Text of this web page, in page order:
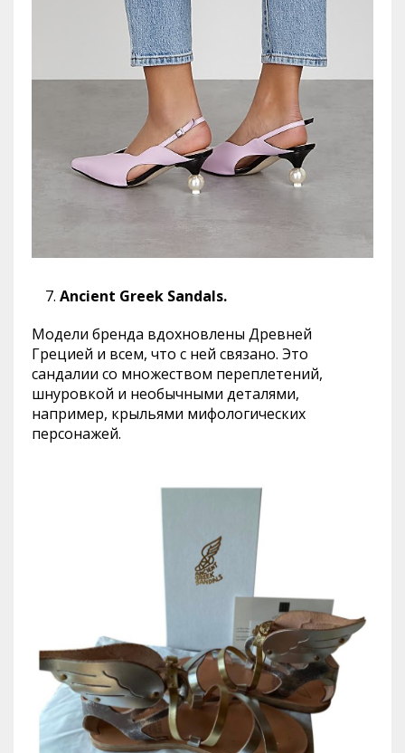
Ancient Greek Sandals.
Модели бренда вдохновлены Древней
Грецией и всем, что с ней связано. Это
сандалии со множеством переплетений,
шнуровкой и необычными деталями,
например, крыльями мифологических
персонажей.